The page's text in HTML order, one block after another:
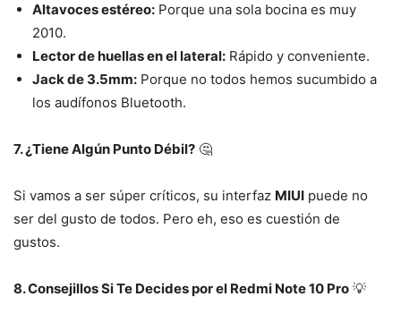
Altavoces estéreo: Porque una sola bocina es muy
2010.
Lector de huellas en el lateral: Rápido y conveniente.
Jack de 3.5mm: Porque no todos hemos sucumbido a
los audífonos Bluetooth.
7. ¿Tiene Algún Punto Débil? 🤔
Si vamos a ser súper críticos, su interfaz MIUI puede no
ser del gusto de todos. Pero eh, eso es cuestión de
gustos.
8. Consejillos Si Te Decides por el Redmi Note 10 Pro 💡